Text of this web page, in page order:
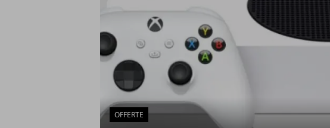
OFFERTE